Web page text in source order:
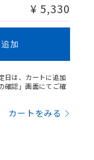
¥ 5,330
加
日は、カートに追加
確認」画面にてご確
カートをみる